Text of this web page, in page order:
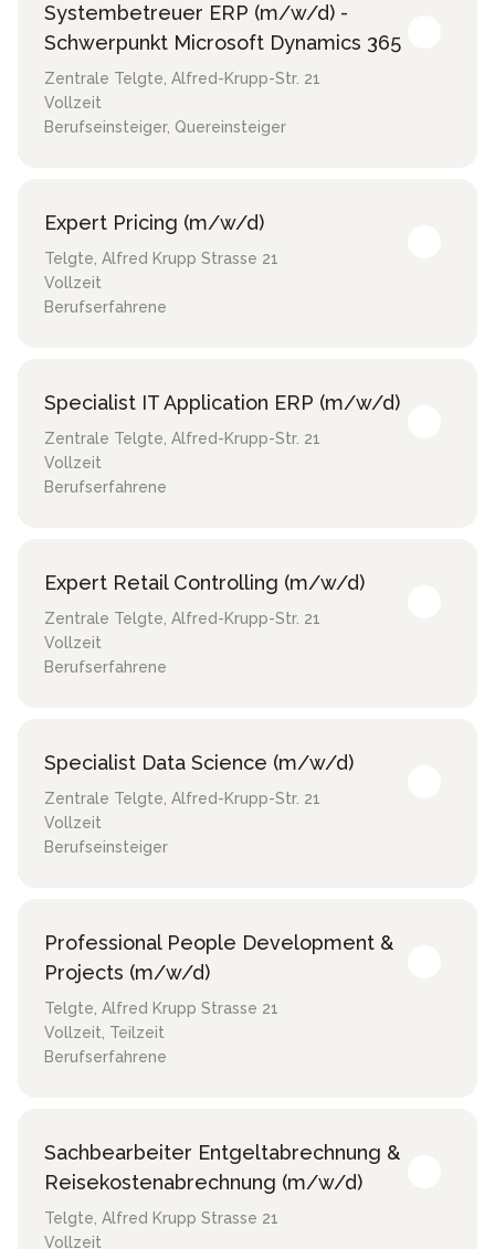
Systembetreuer ERP (m/w/d) -
Schwerpunkt Microsoft Dynamics 365
Zentrale Telgte, Alfred-Krupp-Str. 21
Vollzeit
Berufseinsteiger, Quereinsteiger
Expert Pricing (m/w/d)
Telgte, Alfred Krupp Strasse 21
Vollzeit
Berufserfahrene
Specialist IT Application ERP (m/w/d)
Zentrale Telgte, Alfred-Krupp-Str. 21
Vollzeit
Berufserfahrene
Expert Retail Controlling (m/w/d)
Zentrale Telgte, Alfred-Krupp-Str. 21
Vollzeit
Berufserfahrene
Specialist Data Science (m/w/d)
Zentrale Telgte, Alfred-Krupp-Str. 21
Vollzeit
Berufseinsteiger
Professional People Development &
Projects (m/w/d)
Telgte, Alfred Krupp Strasse 21
Vollzeit, Teilzeit
Berufserfahrene
Sachbearbeiter Entgeltabrechnung &
Reisekostenabrechnung (m/w/d)
Telgte, Alfred Krupp Strasse 21
Vollzeit